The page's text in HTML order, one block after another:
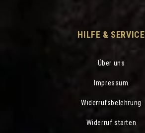
HILFE & SERVICE
Über uns
Impressum
Widerrufsbelehrung
Widerruf starten